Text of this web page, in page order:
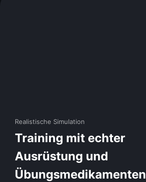
Realistische Simulation
Training mit echter
Ausrüstung und
Übungsmedikamenten